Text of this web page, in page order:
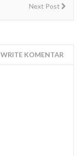
Next Post
WRITE KOMENTAR